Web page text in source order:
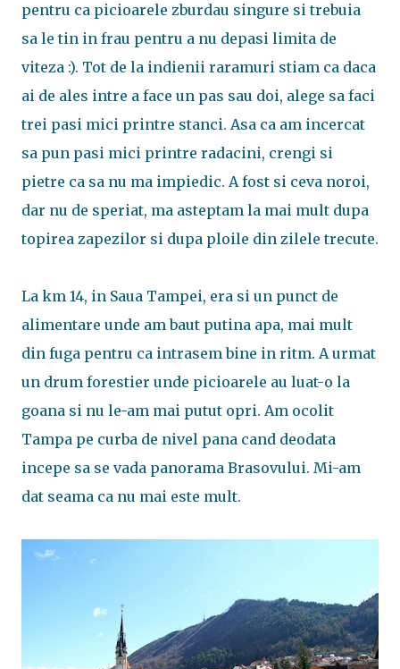
pentru ca picioarele zburdau singure si trebuia
sa le tin in frau pentru a nu depasi limita de
viteza :). Tot de la indienii raramuri stiam ca daca
ai de ales intre a face un pas sau doi, alege sa faci
trei pasi mici printre stanci. Asa ca am incercat
sa pun pasi mici printre radacini, crengi si
pietre ca sa nu ma impiedic. A fost si ceva noroi,
dar nu de speriat, ma asteptam la mai mult dupa
topirea zapezilor si dupa ploile din zilele trecute.
La km 14, in Saua Tampei, era si un punct de
alimentare unde am baut putina apa, mai mult
din fuga pentru ca intrasem bine in ritm. A urmat
un drum forestier unde picioarele au luat-o la
goana si nu le-am mai putut opri. Am ocolit
Tampa pe curba de nivel pana cand deodata
incepe sa se vada panorama Brasovului. Mi-am
dat seama ca nu mai este mult.